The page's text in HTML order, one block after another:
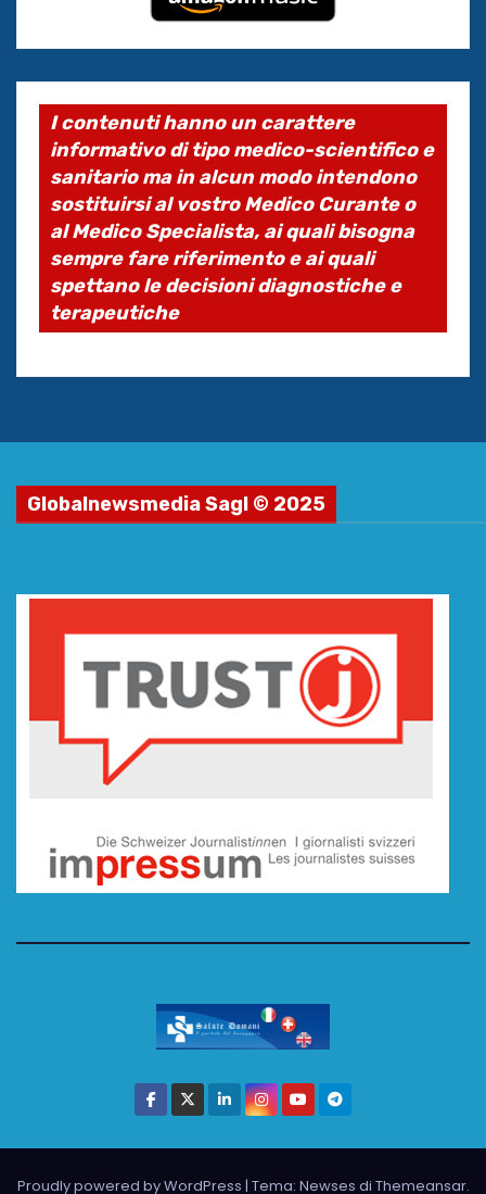
I contenuti hanno un carattere
informativo di tipo medico-scientifico e
sanitario ma in alcun modo intendono
sostituirsi al vostro Medico Curante o
al Medico Specialista, ai quali bisogna
sempre fare riferimento e ai quali
spettano le decisioni diagnostiche e
terapeutiche
Globalnewsmedia Sagl © 2025
Proudly powered by WordPress | Tema: Newses di Themeansar.